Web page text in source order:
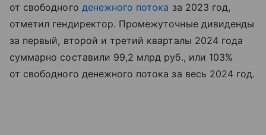
от свободного денежного потока за 2023 год,
отметил гендиректор. Промежуточные дивиденды
за первый, второй и третий кварталы 2024 года
суммарно составили 99,2 млрд руб., или 103%
от свободного денежного потока за весь 2024 год.